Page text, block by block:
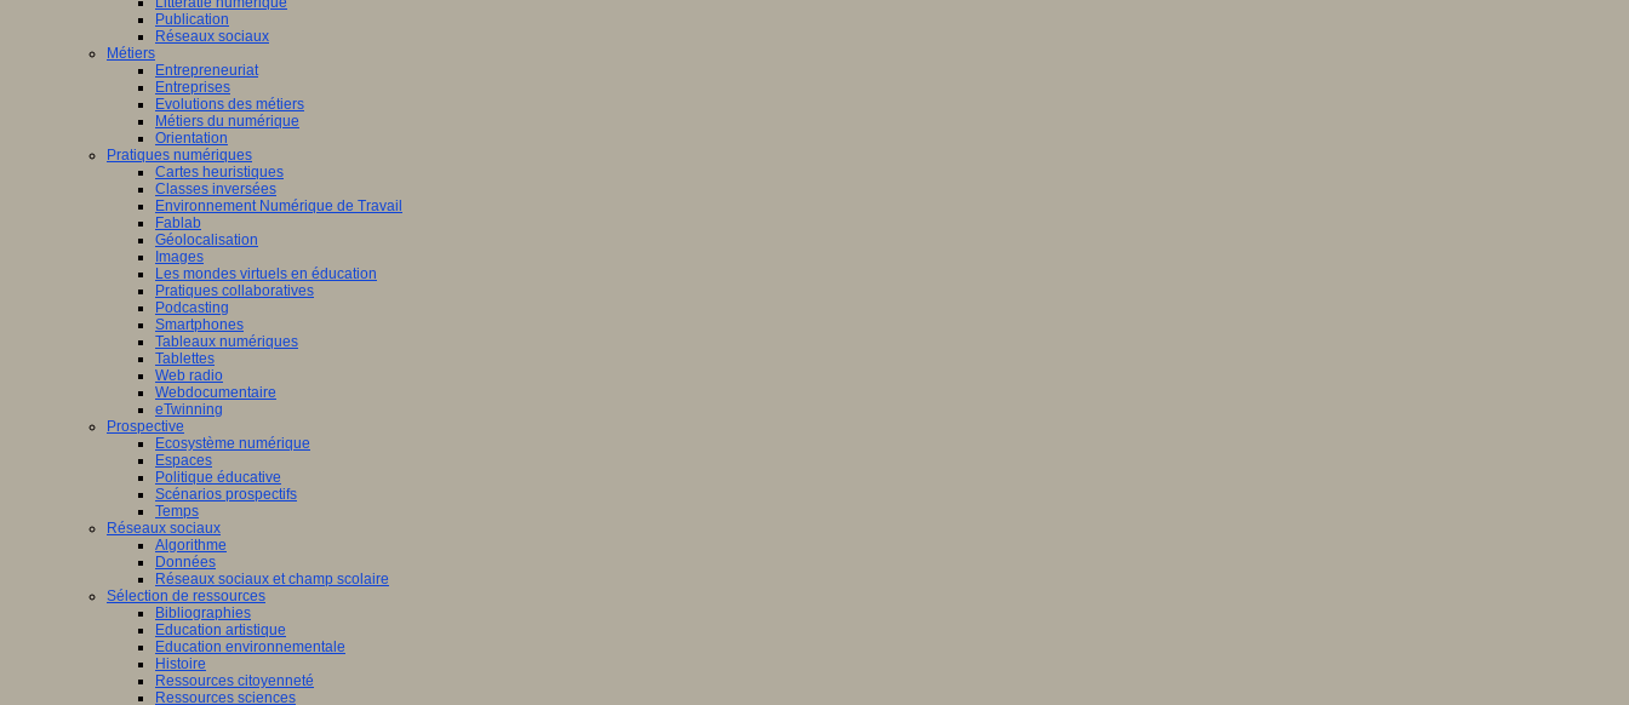
Publication
Réseaux sociaux
Métiers
Entrepreneuriat
Entreprises
Evolutions des métiers
Métiers du numérique
Orientation
Pratiques numériques
Cartes heuristiques
Classes inversées
Environnement Numérique de Travail
Fablab
Géolocalisation
Images
Les mondes virtuels en éducation
Pratiques collaboratives
Podcasting
Smartphones
Tableaux numériques
Tablettes
Web radio
Webdocumentaire
eTwinning
Prospective
Ecosystème numérique
Espaces
Politique éducative
Scénarios prospectifs
Temps
Réseaux sociaux
Algorithme
Données
Réseaux sociaux et champ scolaire
Sélection de ressources
Bibliographies
Education artistique
Education environnementale
Histoire
Ressources citoyenneté
Ressources sciences